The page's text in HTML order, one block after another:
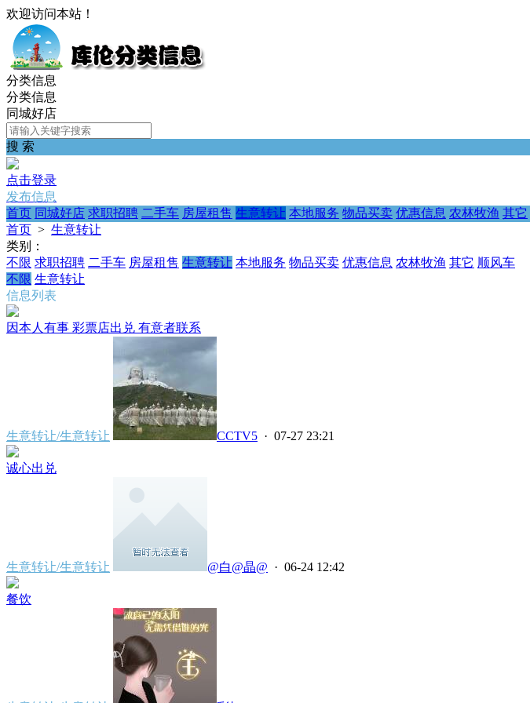
欢迎访问本站！
分类信息
分类信息
同城好店
搜 索
点击登录
发布信息
首页 同城好店 求职招聘 二手车 房屋租售 生意转让 本地服务 物品买卖 优惠信息 农林牧渔 其它
首页 > 生意转让
类别：
不限 求职招聘 二手车 房屋租售 生意转让 本地服务 物品买卖 优惠信息 农林牧渔 其它 顺风车
不限 生意转让
信息列表
因本人有事 彩票店出兑 有意者联系
生意转让/生意转让 CCTV5 · 07-27 23:21
诚心出兑
生意转让/生意转让 @白@晶@ · 06-24 12:42
餐饮